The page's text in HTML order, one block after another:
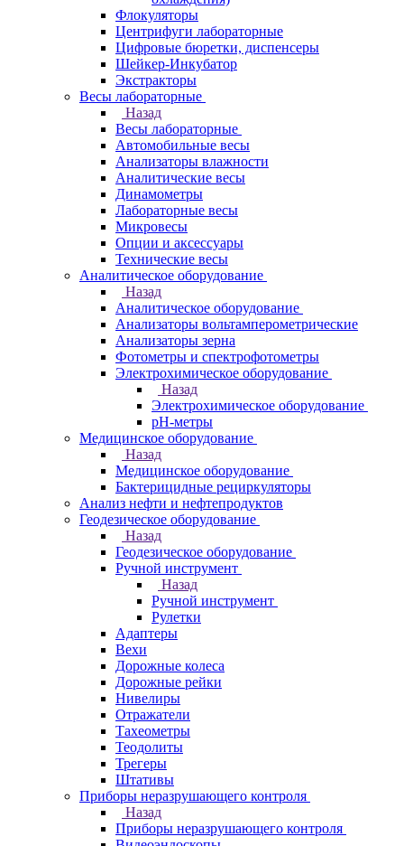
Флокуляторы
Центрифуги лабораторные
Цифровые бюретки, диспенсеры
Шейкер-Инкубатор
Экстракторы
Весы лабораторные
Назад
Весы лабораторные
Автомобильные весы
Анализаторы влажности
Аналитические весы
Динамометры
Лабораторные весы
Микровесы
Опции и аксессуары
Технические весы
Аналитическое оборудование
Назад
Аналитическое оборудование
Анализаторы вольтамперометрические
Анализаторы зерна
Фотометры и спектрофотометры
Электрохимическое оборудование
Назад
Электрохимическое оборудование
pH-метры
Медицинское оборудование
Назад
Медицинское оборудование
Бактерицидные рециркуляторы
Анализ нефти и нефтепродуктов
Геодезическое оборудование
Назад
Геодезическое оборудование
Ручной инструмент
Назад
Ручной инструмент
Рулетки
Адаптеры
Вехи
Дорожные колеса
Дорожные рейки
Нивелиры
Отражатели
Тахеометры
Теодолиты
Трегеры
Штативы
Приборы неразрушающего контроля
Назад
Приборы неразрушающего контроля